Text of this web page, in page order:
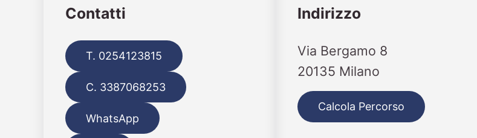
Contatti
T. 0254123815
C. 3387068253
WhatsApp
Indirizzo
Via Bergamo 8
20135 Milano
Calcola Percorso